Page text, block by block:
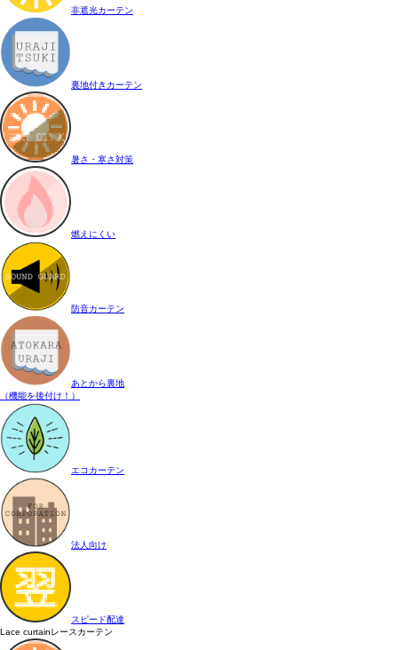
非遮光カーテン
裏地付きカーテン
暑さ・寒さ対策
燃えにくい
防音カーテン
あとから裏地
（機能を後付け！）
エコカーテン
法人向け
スピード配達
Lace curtainレースカーテン